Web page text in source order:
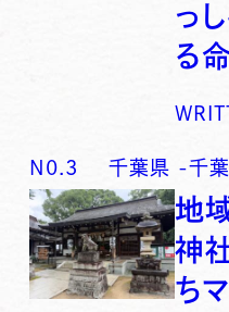
っ
る
N0. 3 千葉県 -千
地
神
ち